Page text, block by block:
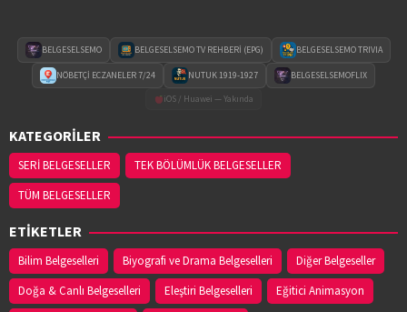
BELGESELSEMO BELGESELSEMO TV REHBERİ (EPG) BELGESELSEMO TRIVIA
NÖBETÇİ ECZANELER 7/24 NUTUK 1919-1927
BELGESELSEMOFLIX
iOS / Huawei — Yakında
KATEGORİLER
SERİ BELGESELLER
TEK BÖLÜMLÜK BELGESELLER
TÜM BELGESELLER
ETİKETLER
Bilim Belgeselleri Biyografi ve Drama Belgeselleri
Diğer Belgeseller
Doğa & Canlı Belgeselleri
Eleştiri Belgeselleri
Eğitici Animasyon